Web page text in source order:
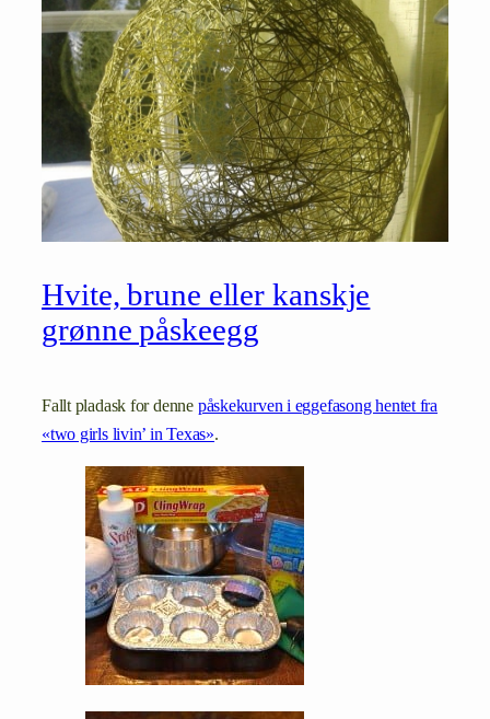
Hvite, brune eller kanskje
grønne påskeegg
Fallt pladask for denne påskekurven i eggefasong hentet fra
«two girls livin’ in Texas».